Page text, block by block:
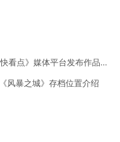
快看点》媒体平台发布作品方